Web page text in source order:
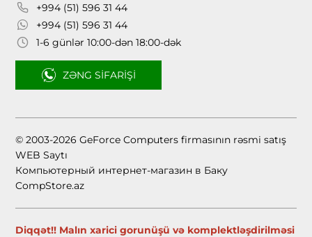
+994 (51) 596 31 44
+994 (51) 596 31 44
1-6 günlər 10:00-dən 18:00-dək
ZƏNG SIFARIŞI
© 2003-2026 GeForce Computers firmasının rəsmi satış
WEB Saytı
Компьютерный интернет-магазин в Баку
CompStore.az
Diqqət!! Malın xarici gorunüşü və komplektləşdirilməsi